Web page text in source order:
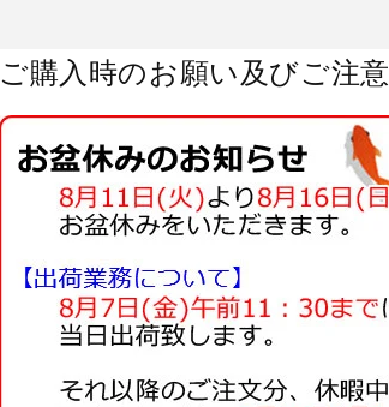
ご購入時のお願い及びご注意